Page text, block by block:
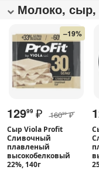
Молоко, сыр,
–19%
12999 ₽ 16099 ₽
Сыр Viola Profit
Cливочный
плавленый
высокобелковый
22%, 140г